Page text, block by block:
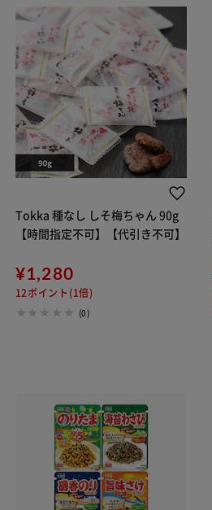
Tokka 種なし しそ梅ちゃん 90g
【時間指定不可】【代引き不可】
¥1,280
12ポイント(1倍)
(0)